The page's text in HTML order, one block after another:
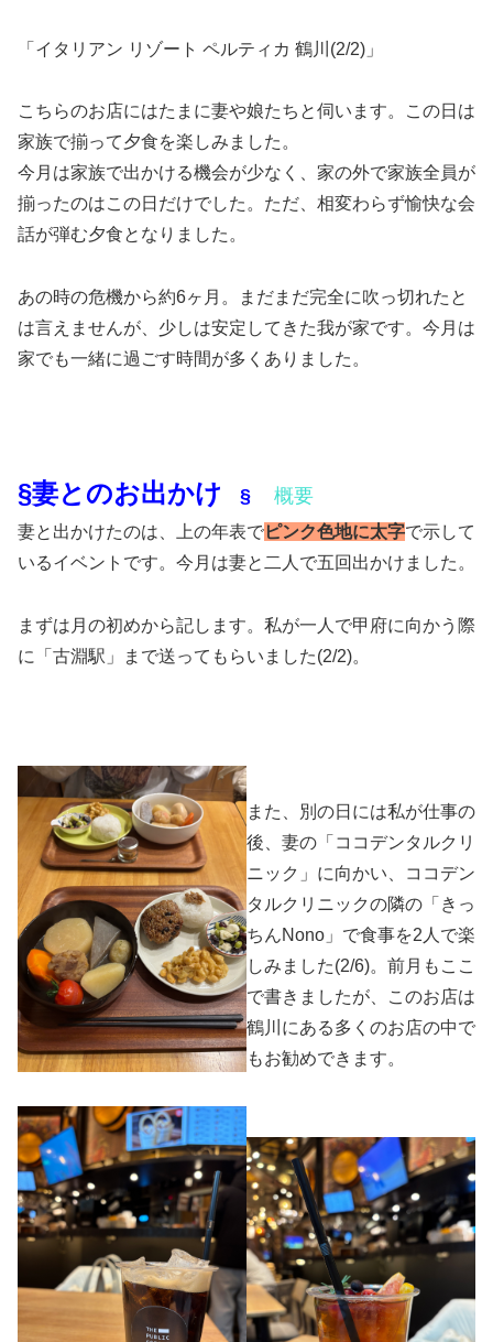
「イタリアン リゾート ペルティカ 鶴川(2/2)」
こちらのお店にはたまに妻や娘たちと伺います。この日は
家族で揃って夕食を楽しみました。
今月は家族で出かける機会が少なく、家の外で家族全員が
揃ったのはこの日だけでした。ただ、相変わらず愉快な会
話が弾む夕食となりました。
あの時の危機から約6ヶ月。まだまだ完全に吹っ切れたと
は言えませんが、少しは安定してきた我が家です。今月は
家でも一緒に過ごす時間が多くありました。
§妻とのお出かけ § 概要
妻と出かけたのは、上の年表でピンク色地に太字で示して
いるイベントです。今月は妻と二人で五回出かけました。
まずは月の初めから記します。私が一人で甲府に向かう際
に「古淵駅」まで送ってもらいました(2/2)。
また、別の日には私が仕事の
後、妻の「ココデンタルクリ
ニック」に向かい、ココデン
タルクリニックの隣の「きっ
ちんNono」で食事を2人で楽
しみました(2/6)。前月もここ
で書きましたが、このお店は
鶴川にある多くのお店の中で
もお勧めできます。